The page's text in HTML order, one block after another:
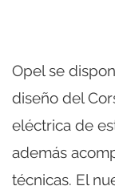
Opel se
diseño del
eléctrica de
además
técnicas. El